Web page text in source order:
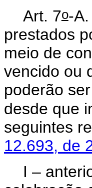
Art. 7o-A.
prestados
meio de
vencido ou
poderão
desde que
12.693, de
I –